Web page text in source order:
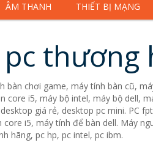
ÂM THANH THIẾT BỊ MẠNG
thương
bàn chơi game, máy tính bàn cũ,
core i5, máy bộ intel, máy bộ dell,
giá rẻ, desktop pc mini. PC
i5, máy tính để bàn dell. Máy
hãng, pc hp, pc intel, pc ibm.